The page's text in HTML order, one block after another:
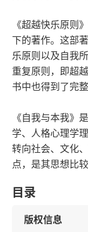
《超越快乐原则
下的著作。这部
乐原则以及自我
重复原则，即超
书中也得到了完整
《自我与本我》
学、人格心理学
转向社会、文化
点，是其思想比
目录
版权信息